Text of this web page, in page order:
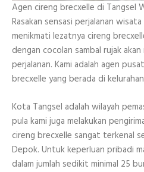
Agen cireng brecxelle di Tangsel
Rasakan sensasi perjalanan
menikmati lezatnya cireng
dengan cocolan sambal rujak akan
perjalanan. Kami adalah agen
brecxelle yang berada di
Kota Tangsel adalah wilayah
pula kami juga melakukan
cireng brecxelle sangat terkenal
Depok. Untuk keperluan pribadi
dalam jumlah sedikit minimal 25